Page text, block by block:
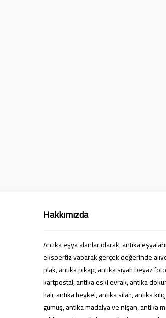
Hakkımızda
Antika eşya alanlar olarak, antika
ekspertiz yaparak gerçek değerinde
plak, antika pikap, antika siyah beyaz
kartpostal, antika eski evrak, antika
halı, antika heykel, antika silah, antika
gümüş, antika madalya ve nişan, antika
Süleyman Yıldız